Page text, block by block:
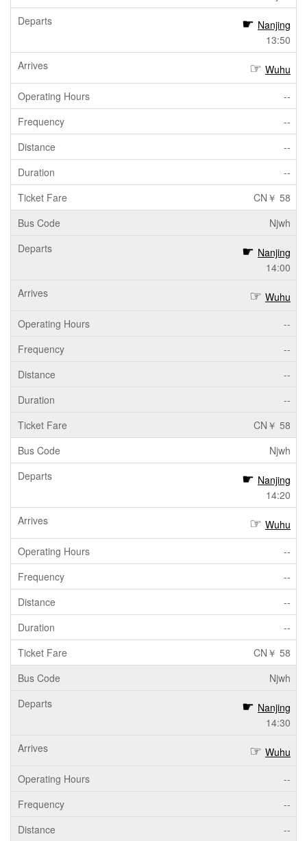
Nanjing
13:50
Wuhu
--
--
--
--
CN￥ 58
Njwh
Nanjing
14:00
Wuhu
--
--
--
--
CN￥ 58
Njwh
Nanjing
14:20
Wuhu
--
--
--
--
CN￥ 58
Njwh
Nanjing
14:30
Wuhu
--
--
--